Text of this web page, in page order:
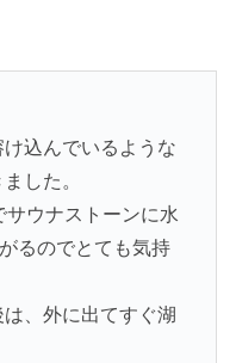
込んでいるような
した。
ウナストーンに水
るのでとても気持
、外に出てすぐ湖